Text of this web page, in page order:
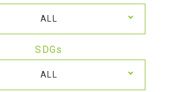
ALL
SDGs
ALL